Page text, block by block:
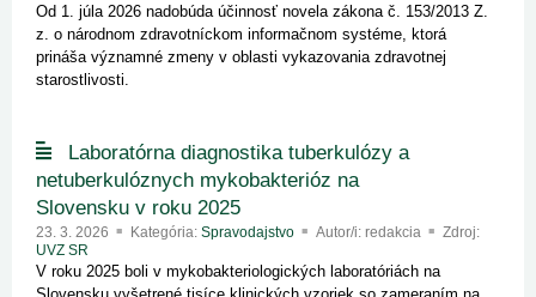
Od 1. júla 2026 nadobúda účinnosť novela zákona č. 153/2013 Z.
z. o národnom zdravotníckom informačnom systéme, ktorá
prináša významné zmeny v oblasti vykazovania zdravotnej
starostlivosti.
Laboratórna diagnostika tuberkulózy a
netuberkulóznych mykobakterióz na
Slovensku v roku 2025
23. 3. 2026 Kategória: Spravodajstvo Autor/i: redakcia
Zdroj:
UVZ SR
V roku 2025 boli v mykobakteriologických laboratóriách na